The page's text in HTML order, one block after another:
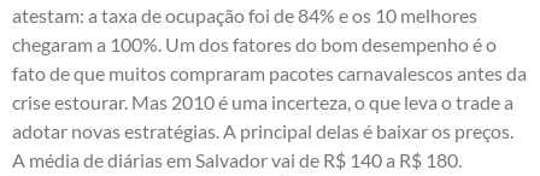
atestam: a taxa de ocupação foi de 84% e os 10 melhores
chegaram a 100%. Um dos fatores do bom desempenho é o
fato de que muitos compraram pacotes carnavalescos antes da
crise estourar. Mas 2010 é uma incerteza, o que leva o trade a
adotar novas estratégias. A principal delas é baixar os preços.
A média de diárias em Salvador vai de R$ 140 a R$ 180.